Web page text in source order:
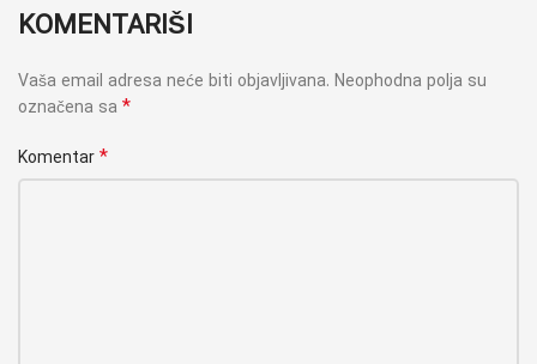
KOMENTARIŠI
Vaša email adresa neće biti objavljivana. Neophodna polja su
označena sa *
Komentar *